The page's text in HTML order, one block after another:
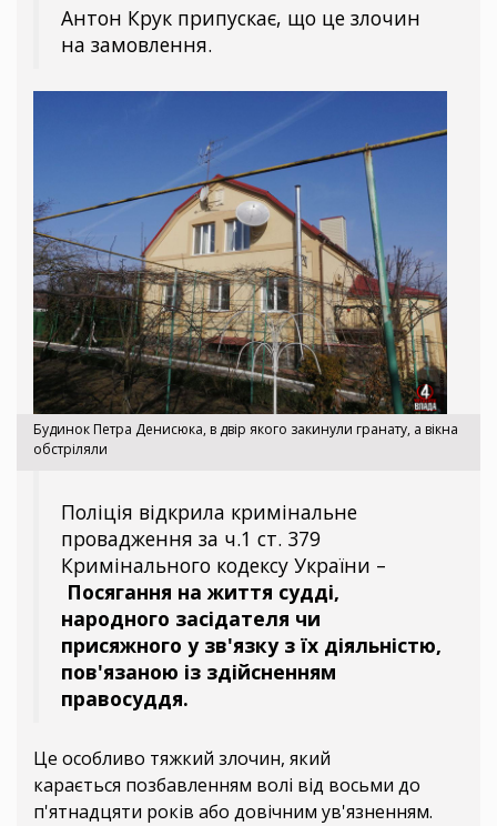
Антон Крук припускає, що це злочин
на замовлення.
Будинок Петра Денисюка, в двір якого закинули гранату, а вікна
обстріляли
Поліція відкрила кримінальне
провадження за ч.1 ст. 379
Кримінального кодексу України –
Посягання на життя судді,
народного засідателя чи
присяжного у зв'язку з їх діяльністю,
пов'язаною із здійсненням
правосуддя.
Це особливо тяжкий злочин, який
карається позбавленням волі від восьми до
п'ятнадцяти років або довічним ув'язненням.